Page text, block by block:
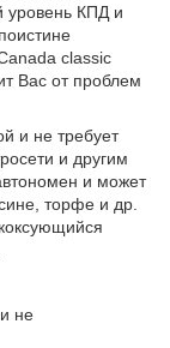
уровень КПД и
classic
Вас от проблем
и не требует
и другим
и может
торфе и др.
не